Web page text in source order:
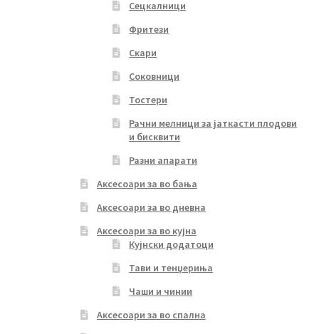
Сецкалници
Фритези
Скари
Соковници
Тостери
Рачни мелници за јаткасти плодови
и бисквити
Разни апарати
Аксесоари за во бања
Аксесоари за во дневна
Аксесоари за во кујна
Кујнски додатоци
Тави и тенџериња
Чаши и чинии
Аксесоари за во спална